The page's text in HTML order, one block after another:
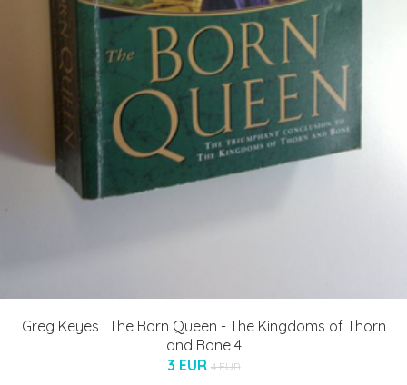
Greg Keyes : The Born Queen - The Kingdoms of Thorn
and Bone 4
3 EUR 4 EUR